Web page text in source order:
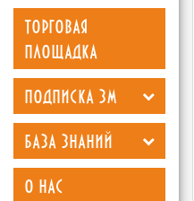
торговая
площадка
подписка зм
база знаний
о нас